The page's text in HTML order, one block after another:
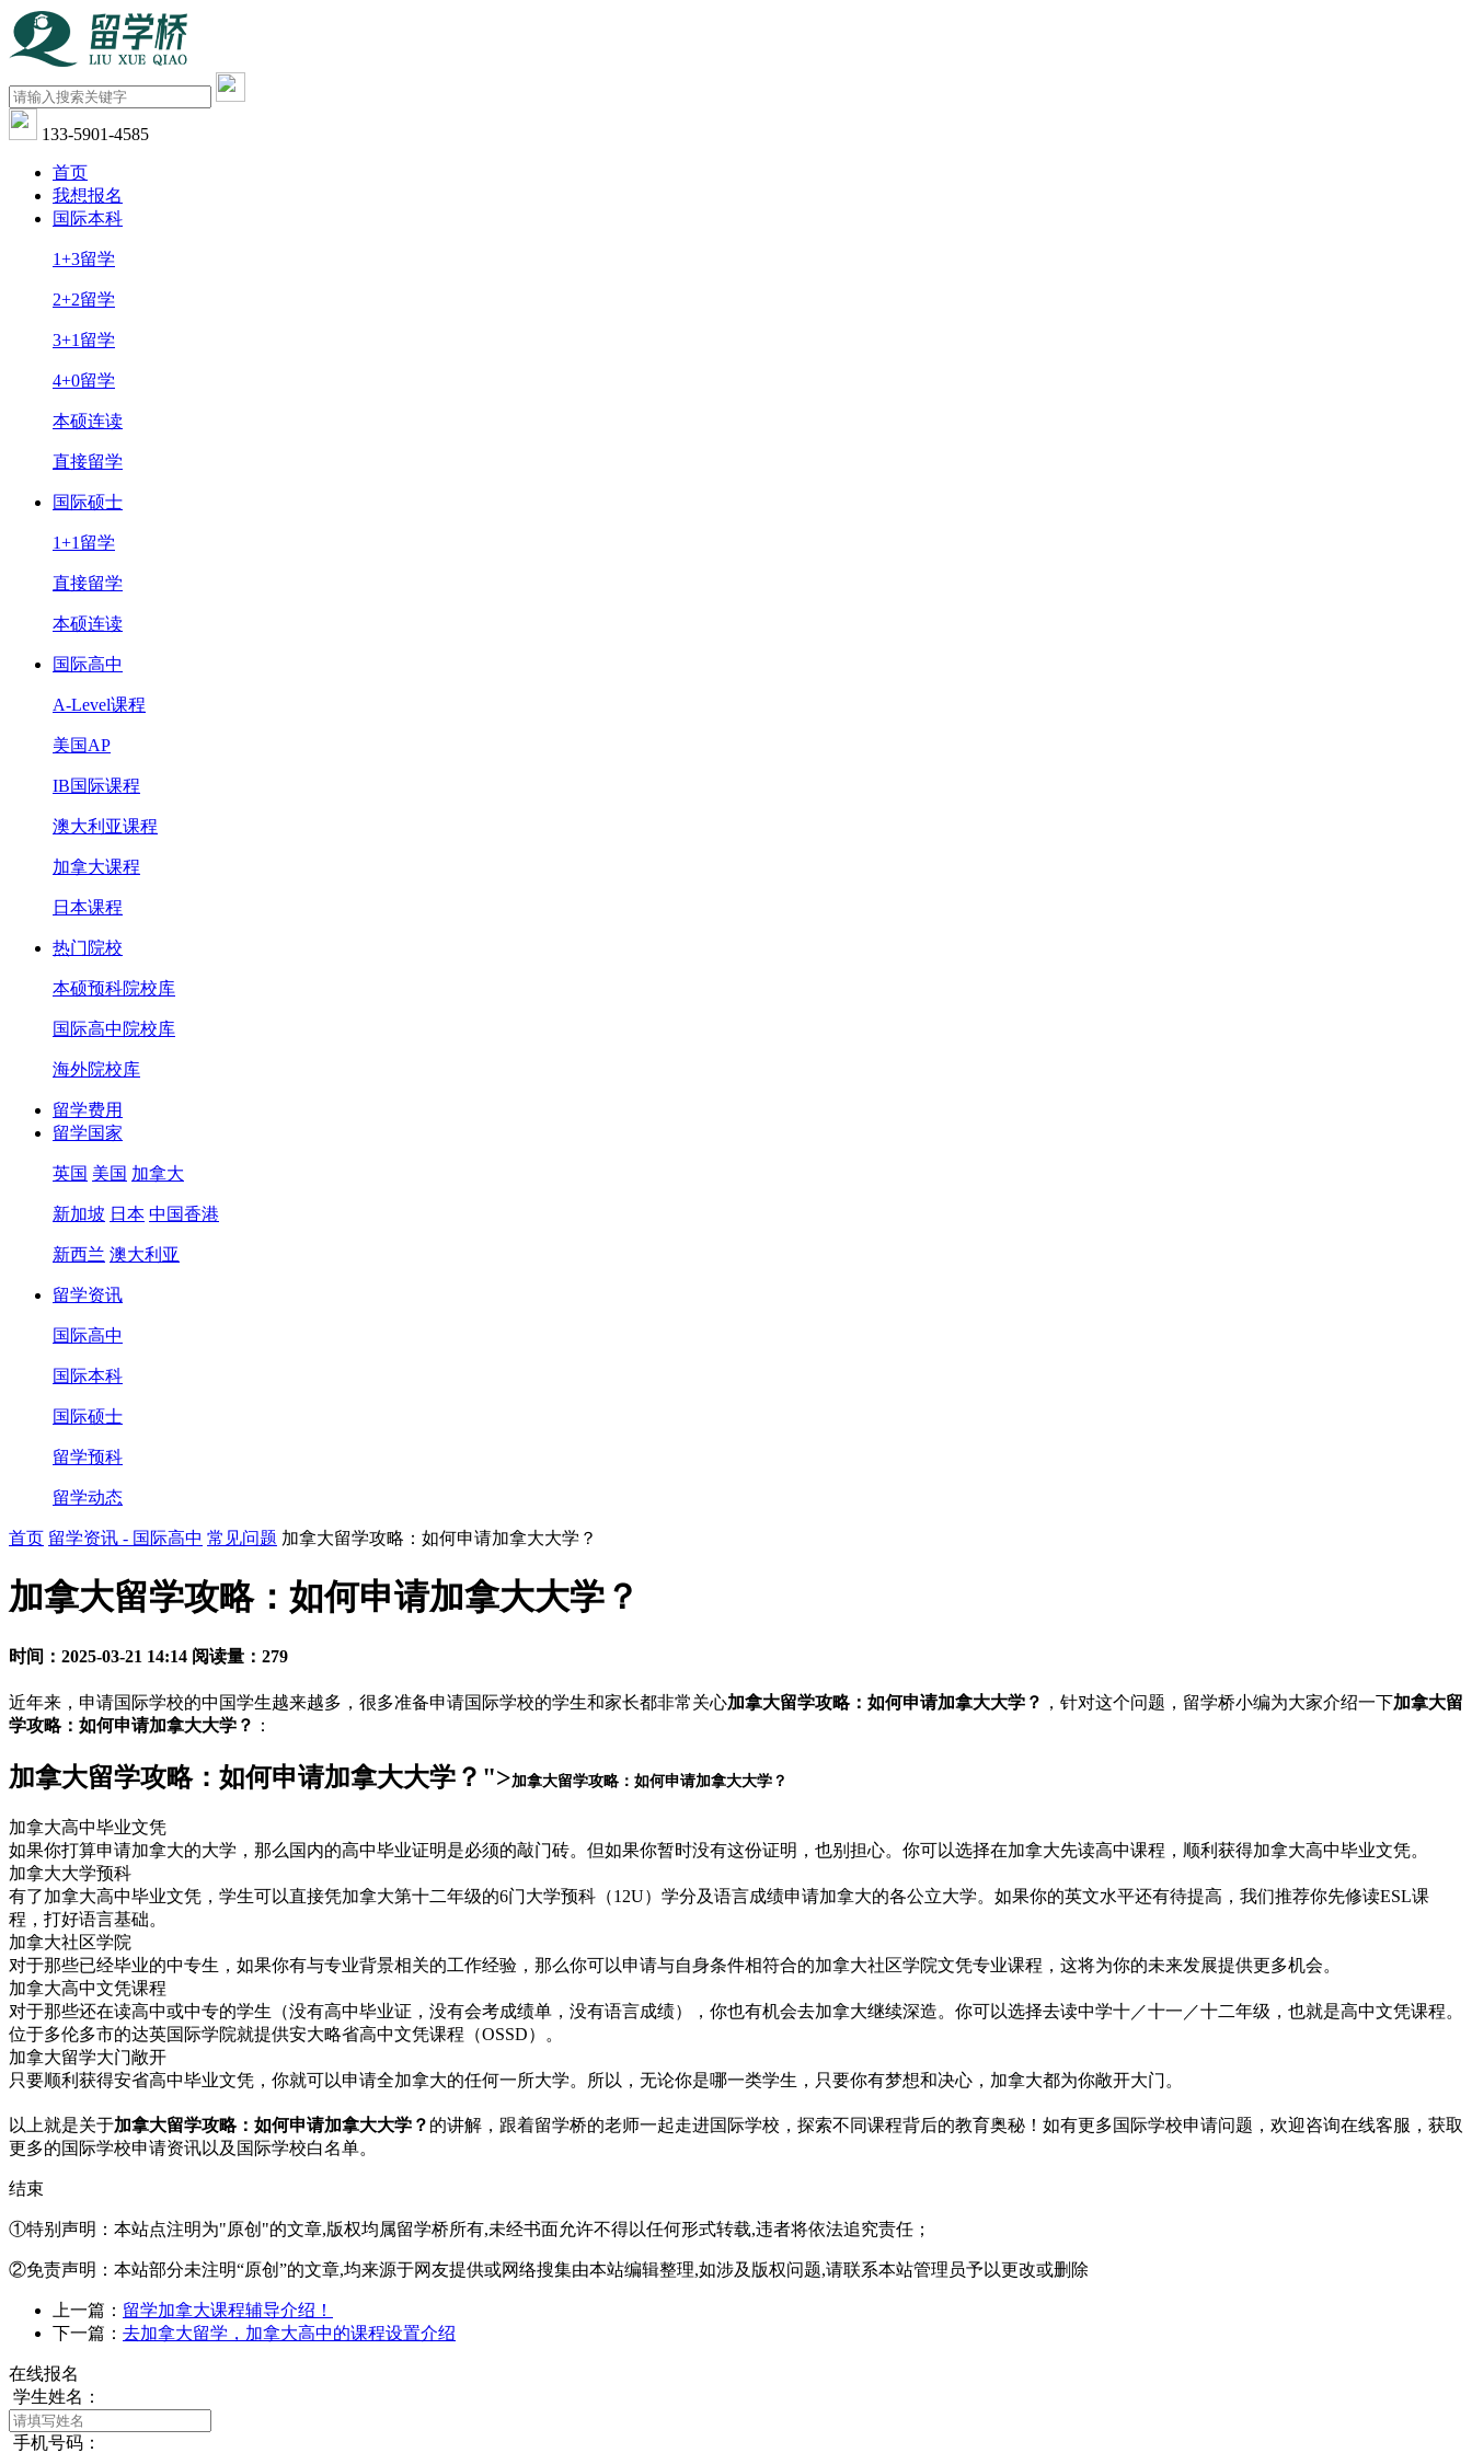
133-5901-4585
首页
我想报名
国际本科
1+3留学
2+2留学
3+1留学
4+0留学
本硕连读
直接留学
国际硕士
1+1留学
直接留学
本硕连读
国际高中
A-Level课程
美国AP
IB国际课程
澳大利亚课程
加拿大课程
日本课程
热门院校
本硕预科院校库
国际高中院校库
海外院校库
留学费用
留学国家
英国 美国 加拿大
新加坡 日本 中国香港
新西兰 澳大利亚
留学资讯
国际高中
国际本科
国际硕士
留学预科
留学动态
首页 留学资讯 - 国际高中 常见问题 加拿大留学攻略：如何申请加拿大大学？
加拿大留学攻略：如何申请加拿大大学？
时间：2025-03-21 14:14 阅读量：279
近年来，申请国际学校的中国学生越来越多，很多准备申请国际学校的学生和家长都非常关心加拿大留学攻略：如何申请加拿大大学？ ，针对这个问题，留学桥小编为大家介绍一下加拿大留
学攻略：如何申请加拿大大学？ ：
加拿大留学攻略：如何申请加拿大大学？">加拿大留学攻略：如何申请加拿大大学？
加拿大高中毕业文凭
如果你打算申请加拿大的大学，那么国内的高中毕业证明是必须的敲门砖。但如果你暂时没有这份证明，也别担心。你可以选择在加拿大先读高中课程，顺利获得加拿大高中毕业文凭。
加拿大大学预科
有了加拿大高中毕业文凭，学生可以直接凭加拿大第十二年级的6门大学预科（12U）学分及语言成绩申请加拿大的各公立大学。如果你的英文水平还有待提高，我们推荐你先修读ESL课
程，打好语言基础。
加拿大社区学院
对于那些已经毕业的中专生，如果你有与专业背景相关的工作经验，那么你可以申请与自身条件相符合的加拿大社区学院文凭专业课程，这将为你的未来发展提供更多机会。
加拿大高中文凭课程
对于那些还在读高中或中专的学生（没有高中毕业证，没有会考成绩单，没有语言成绩），你也有机会去加拿大继续深造。你可以选择去读中学十／十一／十二年级，也就是高中文凭课程。
位于多伦多市的达英国际学院就提供安大略省高中文凭课程（OSSD）。
加拿大留学大门敞开
只要顺利获得安省高中毕业文凭，你就可以申请全加拿大的任何一所大学。所以，无论你是哪一类学生，只要你有梦想和决心，加拿大都为你敞开大门。
以上就是关于加拿大留学攻略：如何申请加拿大大学？ 的讲解，跟着留学桥的老师一起走进国际学校，探索不同课程背后的教育奥秘！如有更多国际学校申请问题，欢迎咨询在线客服 ，获取
更多的国际学校申请资讯以及国际学校白名单。
结束
①特别声明：本站点注明为"原创"的文章,版权均属留学桥所有,未经书面允许不得以任何形式转载,违者将依法追究责任；
②免责声明：本站部分未注明“原创”的文章,均来源于网友提供或网络搜集由本站编辑整理,如涉及版权问题,请联系本站管理员予以更改或删除
上一篇： 留学加拿大课程辅导介绍！
下一篇： 去加拿大留学，加拿大高中的课程设置介绍
在线报名
学生姓名：
手机号码：